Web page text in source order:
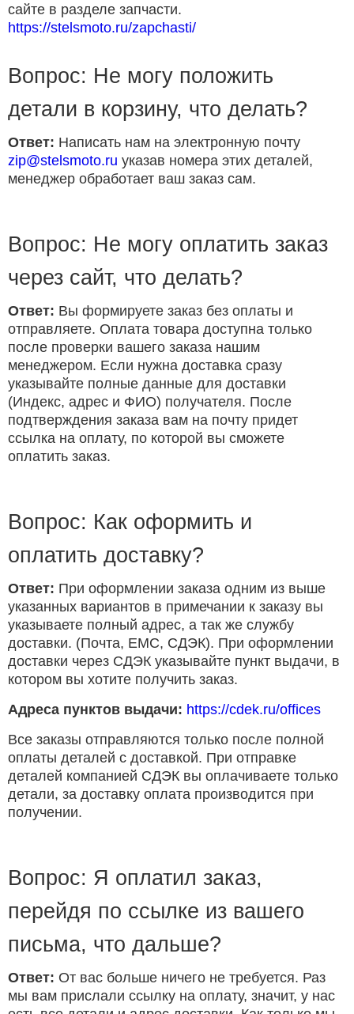
сайте в разделе запчасти.
https://stelsmoto.ru/zapchasti/
Вопрос: Не могу положить
детали в корзину, что делать?
Ответ: Написать нам на электронную почту
zip@stelsmoto.ru указав номера этих деталей,
менеджер обработает ваш заказ сам.
Вопрос: Не могу оплатить заказ
через сайт, что делать?
Ответ: Вы формируете заказ без оплаты и
отправляете. Оплата товара доступна только
после проверки вашего заказа нашим
менеджером. Если нужна доставка сразу
указывайте полные данные для доставки
(Индекс, адрес и ФИО) получателя. После
подтверждения заказа вам на почту придет
ссылка на оплату, по которой вы сможете
оплатить заказ.
Вопрос: Как оформить и
оплатить доставку?
Ответ: При оформлении заказа одним из выше
указанных вариантов в примечании к заказу вы
указываете полный адрес, а так же службу
доставки. (Почта, ЕМС, СДЭК). При оформлении
доставки через СДЭК указывайте пункт выдачи, в
котором вы хотите получить заказ.
Адреса пунктов выдачи: https://cdek.ru/offices
Все заказы отправляются только после полной
оплаты деталей с доставкой. При отправке
деталей компанией СДЭК вы оплачиваете только
детали, за доставку оплата производится при
получении.
Вопрос: Я оплатил заказ,
перейдя по ссылке из вашего
письма, что дальше?
Ответ: От вас больше ничего не требуется. Раз
мы вам прислали ссылку на оплату, значит, у нас